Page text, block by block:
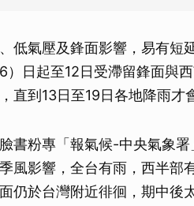
低氣壓及鋒面影響，易有短
）日起至12日受滯留鋒面與
直到13日至19日各地降雨才
書粉專「報氣候-中央氣象
風影響，全台有雨，西半部
仍於台灣附近徘徊，期中後